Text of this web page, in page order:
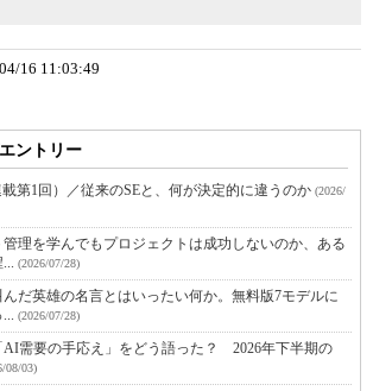
16 11:03:49
ントリー
第1回）／従来のSEと、何が決定的に違うのか (2026/
理を学んでもプロジェクトは成功しないのか、ある
(2026/07/28)
だ英雄の名言とはいったい何か。無料版7モデルに
(2026/07/28)
AI需要の手応え」をどう語った？ 2026年下半期の
08/03)